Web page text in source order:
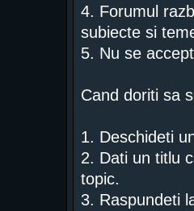
4. Forumul
subiecte si
5. Nu se
Cand doriti sa
1. Deschideti
2. Dati un titlu
topic.
3. Raspundeti